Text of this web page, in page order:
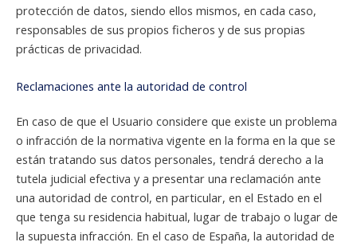
protección de datos, siendo ellos mismos, en cada caso,
responsables de sus propios ficheros y de sus propias
prácticas de privacidad.
Reclamaciones ante la autoridad de control
En caso de que el Usuario considere que existe un problema
o infracción de la normativa vigente en la forma en la que se
están tratando sus datos personales, tendrá derecho a la
tutela judicial efectiva y a presentar una reclamación ante
una autoridad de control, en particular, en el Estado en el
que tenga su residencia habitual, lugar de trabajo o lugar de
la supuesta infracción. En el caso de España, la autoridad de